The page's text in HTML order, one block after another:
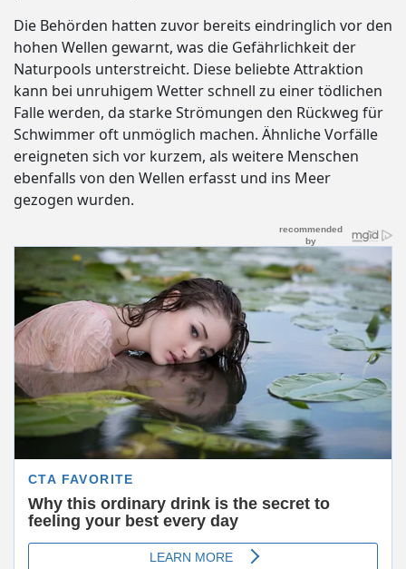
Die Behörden hatten zuvor bereits eindringlich vor den
hohen Wellen gewarnt, was die Gefährlichkeit der
Naturpools unterstreicht. Diese beliebte Attraktion
kann bei unruhigem Wetter schnell zu einer tödlichen
Falle werden, da starke Strömungen den Rückweg für
Schwimmer oft unmöglich machen. Ähnliche Vorfälle
ereigneten sich vor kurzem, als weitere Menschen
ebenfalls von den Wellen erfasst und ins Meer
gezogen wurden.